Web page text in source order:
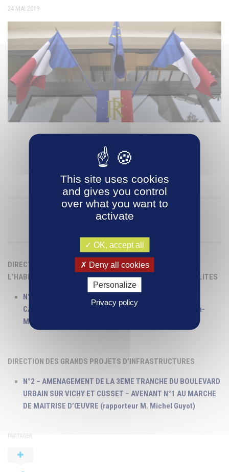
24 MAI 2019
JEUDI 09 mai 2019
à 18 H
à l’Hôtel d’Agglomération Vichy Communauté
ORDRE DU JOUR
DIRECTION GENERALE DELEGUEE A L’AMENAGEMENT ET A
L’HABITAT DURABLES, A L’ENVIRONNEMENT ET AUX RURALITES
N°1 – OBSERVATOIRE DES MOBILITES – CONVENTION
CADRE PARTENARIALE 2019-2021 (rapporteur M. Jean-
Marc Germanangue)
DIRECTION DES GRANDS PROJETS D’INFRASTRUCTURES
N°2 – AMENAGEMENT DE LA 3EME TRANCHE DU BOULEVARD
URBAIN SUR VICHY ET CUSSET – AVENANT N°1 AU MARCHE
DE MAITRISE D’ŒUVRE (rapporteur M. Michel Guyot)
PARTAGER
This site uses cookies
and gives you control
over what you want to
activate
OK, accept all
Deny all cookies
Personalize
Privacy policy